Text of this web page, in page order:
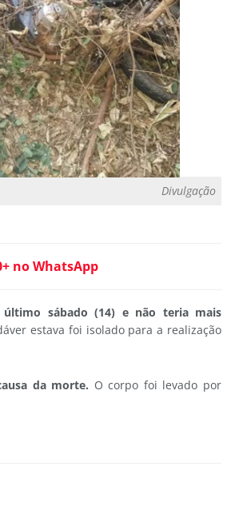
Divulgação
no WhatsApp
sábado (14) e não teria mais
estava foi isolado para a realização
da morte. O corpo foi levado por